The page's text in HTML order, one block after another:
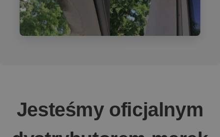
Jesteśmy oficjalnym